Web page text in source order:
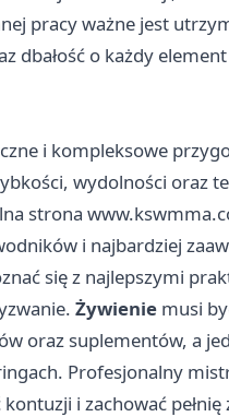
pracy ważne jest
dbałość o każdy
i kompleksowe
wydolności oraz
strona
i najbardziej
się z najlepszymi
Żywienie musi
oraz suplementów, a
Profesjonalny
i zachować pełnię